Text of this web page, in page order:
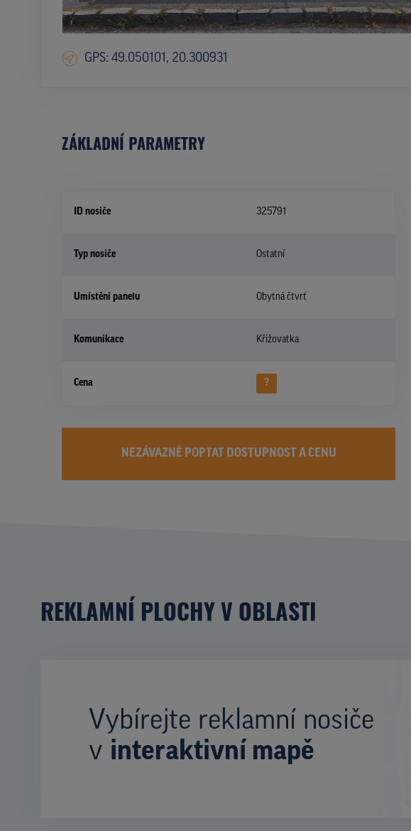
GPS: 49.050101, 20.300931
ZÁKLADNÍ PARAMETRY
ID nosiče 325791
Typ nosiče Ostatní
Umístění panelu Obytná čtvrť
Komunikace Křižovatka
Cena ?
NEZÁVAZNĚ POPTAT DOSTUPNOST A CENU
REKLAMNÍ PLOCHY V OBLASTI
Vybírejte reklamní nosiče
v interaktivní mapě